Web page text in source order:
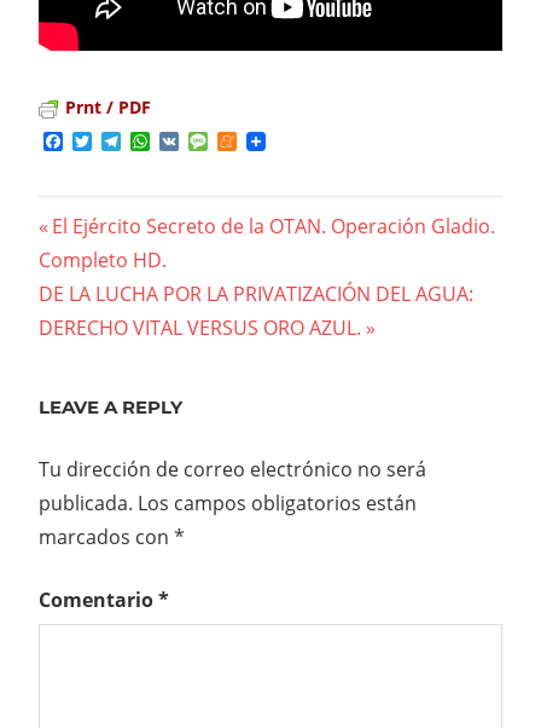
Prnt / PDF
Facebook
TwitterTelegram
WhatsApp
VK MessageMeneame
Navegación
de
Previous
Post:
El Ejército Secreto de la OTAN. Operación Gladio.
Completo HD.
Next
Post:
DE LA LUCHA POR LA PRIVATIZACIÓN DEL AGUA:
DERECHO VITAL VERSUS ORO AZUL.
LEAVE A REPLY
Tu dirección de correo electrónico no será
publicada. Los campos obligatorios están
marcados con *
Comentario*